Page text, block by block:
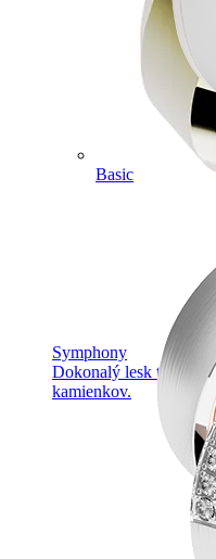
Symphony
Dokonalý lesk
kamienkov.
Basic